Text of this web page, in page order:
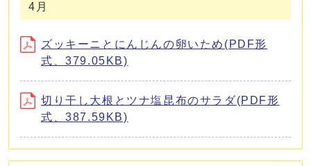
4月
ズッキーニとにんじんの卵いため(PDF形
式、379.05KB)
切り干し大根とツナ塩昆布のサラダ(PDF形
式、387.59KB)